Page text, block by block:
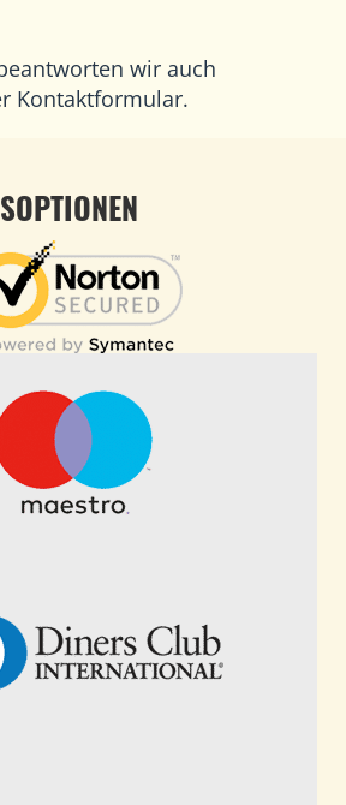
wir auch
Kontaktformular.